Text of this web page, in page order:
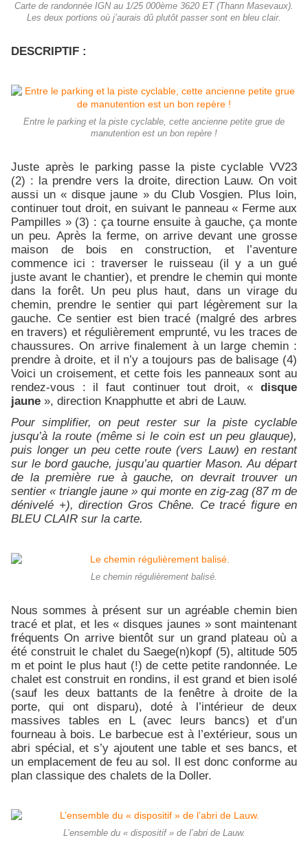
Carte de randonnée IGN au 1/25 000ème 3620 ET (Thann Masevaux).
Les deux portions où j’aurais dû plutôt passer sont en bleu clair.
DESCRIPTIF :
Entre le parking et la piste cyclable, cette ancienne petite grue de
manutention est un bon repère !
Juste après le parking passe la piste cyclable VV23
(2) : la prendre vers la droite, direction Lauw. On voit
aussi un « disque jaune » du Club Vosgien. Plus loin,
continuer tout droit, en suivant le panneau « Ferme aux
Pampilles » (3) : ça tourne ensuite à gauche, ça monte
un peu. Après la ferme, on arrive devant une grosse
maison de bois en construction, et l’aventure
commence ici : traverser le ruisseau (il y a un gué
juste avant le chantier), et prendre le chemin qui monte
dans la forêt. Un peu plus haut, dans un virage du
chemin, prendre le sentier qui part légèrement sur la
gauche. Ce sentier est bien tracé (malgré des arbres
en travers) et régulièrement emprunté, vu les traces de
chaussures. On arrive finalement à un large chemin :
prendre à droite, et il n’y a toujours pas de balisage (4)
Voici un croisement, et cette fois les panneaux sont au
rendez-vous : il faut continuer tout droit, « disque
jaune », direction Knapphutte et abri de Lauw.
Pour simplifier, on peut rester sur la piste cyclable
jusqu’à la route (même si le coin est un peu glauque),
puis longer un peu cette route (vers Lauw) en restant
sur le bord gauche, jusqu’au quartier Mason. Au départ
de la première rue à gauche, on devrait trouver un
sentier « triangle jaune » qui monte en zig-zag (87 m de
dénivelé +), direction Gros Chêne. Ce tracé figure en
BLEU CLAIR sur la carte.
Le chemin régulièrement balisé.
Nous sommes à présent sur un agréable chemin bien
tracé et plat, et les « disques jaunes » sont maintenant
fréquents On arrive bientôt sur un grand plateau où a
été construit le chalet du Saege(n)kopf (5), altitude 505
m et point le plus haut (!) de cette petite randonnée. Le
chalet est construit en rondins, il est grand et bien isolé
(sauf les deux battants de la fenêtre à droite de la
porte, qui ont disparu), doté à l’intérieur de deux
massives tables en L (avec leurs bancs) et d’un
fourneau à bois. Le barbecue est à l’extérieur, sous un
abri spécial, et s’y ajoutent une table et ses bancs, et
un emplacement de feu au sol. Il est donc conforme au
plan classique des chalets de la Doller.
L’ensemble du « dispositif » de l’abri de Lauw.